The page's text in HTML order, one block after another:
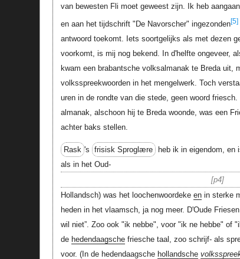
van bewesten Fli moet geweest zijn. Ik heb
en aan het tijdschrift "De Navorscher" ingezonden[5]
antwoord toekomt. Iets soortgelijks als met dezen
voorkomt, is mij nog bekend. In d'helfte ongeveer,
kwam een brabantsche volksalmanak te Breda uit,
volksspreekwoorden in het mengelwerk. Toch
uren in de rondte van die stede, geen woord
almanak, alschoon hij te Breda woonde, was een
achter baks stellen.
Rask 's frisisk Sproglære
heb ik in eigendom, en
als in het Oud-
p4
Hollandsch) was het loochenwoordeke enin sterke
heden in het vlaamsch, ja nog meer. D'Oude
wil niet”. Zoo ook "ik nebbe", voor "ik ne hebbe" of
de hedendaagschefriesche taal, zoo schrijf- als
voor. (In de hedendaagsche hollandsche